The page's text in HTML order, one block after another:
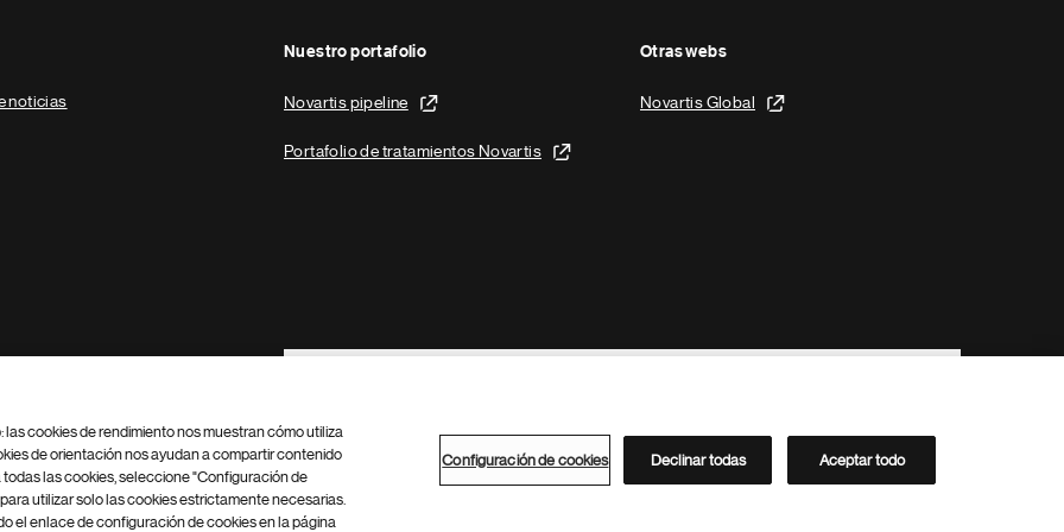
noticias
Nuestro portafolio
Novartis pipeline
Portafolio de tratamientos Novartis
Otras webs
Novartis Global
Footer Site Search
Configuración de cookies Mapa del sitio
Directorio de Novartis
cookies de rendimiento nos muestran cómo utiliza
de orientación nos ayudan a compartir contenido
las cookies, seleccione "Configuración de
utilizar solo las cookies estrictamente necesarias.
el enlace de configuración de cookies en la página
Configuración de cookies Declinar todas Aceptar todo